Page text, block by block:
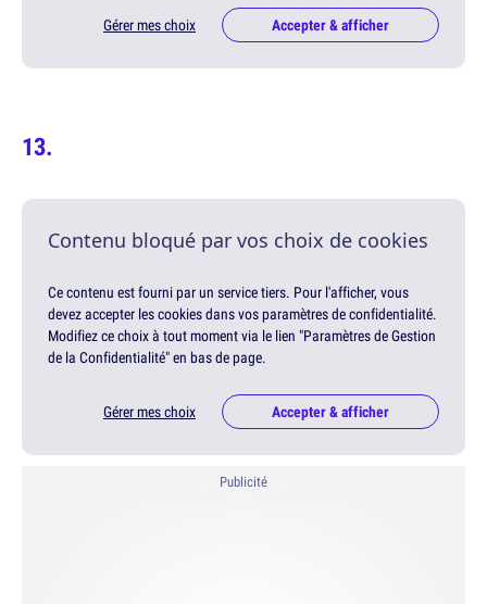
Gérer mes choix Accepter & afficher
Contenu bloqué par vos choix de cookies
Ce contenu est fourni par un service tiers. Pour l'afficher, vous
devez accepter les cookies dans vos paramètres de confidentialité.
Modifiez ce choix à tout moment via le lien "Paramètres de Gestion
de la Confidentialité" en bas de page.
Gérer mes choix Accepter & afficher
Publicité